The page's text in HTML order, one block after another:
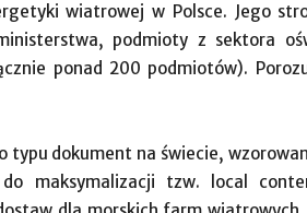
wiatrowej w Polsce. Jego
podmioty z sektora
ponad 200 podmiotów).
typu dokument na świecie,
maksymalizacji tzw. local